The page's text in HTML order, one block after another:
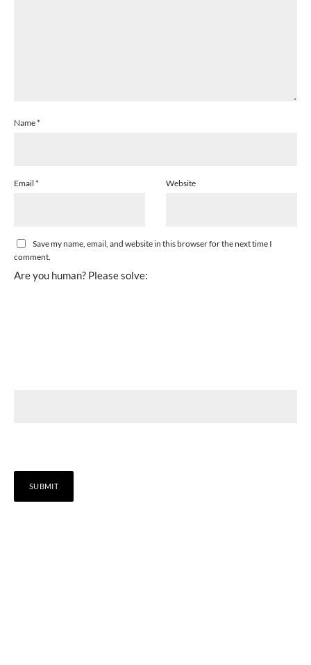
Name*
Email * Website
Save my name, email, and website in this browser for the next time I
comment.
Are you human? Please solve: